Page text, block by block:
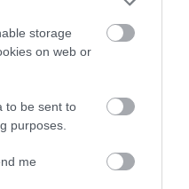
storage
on web or
to be sent to
purposes.
me
358 dollárért,
;
szigetekre történő
417 dollárért,
398 dollárért,
;
és franciaországi